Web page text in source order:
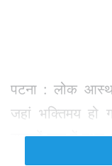
पटना : लोक
जहां भक्तिमय हो
सड़कों तक में मधुर
हैं। गौरतलब है कि